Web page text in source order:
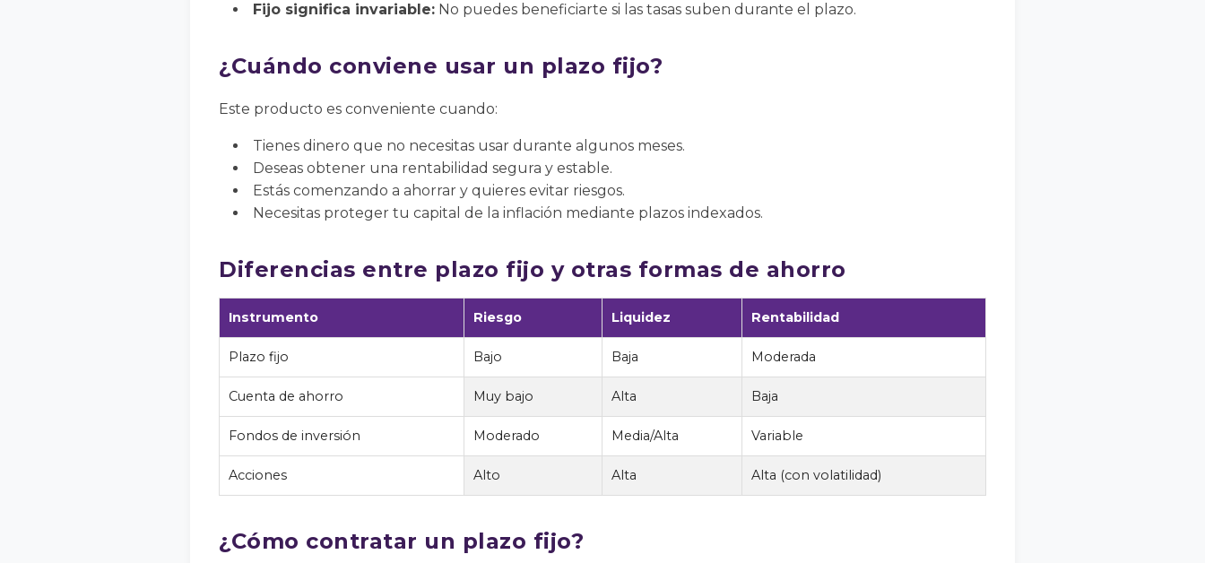
Fijo significa invariable: No puedes beneficiarte si las tasas suben durante el plazo.
¿Cuándo conviene usar un plazo fijo?
Este producto es conveniente cuando:
Tienes dinero que no necesitas usar durante algunos meses.
Deseas obtener una rentabilidad segura y estable.
Estás comenzando a ahorrar y quieres evitar riesgos.
Necesitas proteger tu capital de la inflación mediante plazos indexados.
Diferencias entre plazo fijo y otras formas de ahorro
Instrumento Riesgo Liquidez Rentabilidad
Plazo fijo Bajo Baja Moderada
Cuenta de ahorro Muy bajo Alta Baja
Fondos de inversión Moderado Media/Alta Variable
Acciones Alto Alta Alta (con volatilidad)
¿Cómo contratar un plazo fijo?